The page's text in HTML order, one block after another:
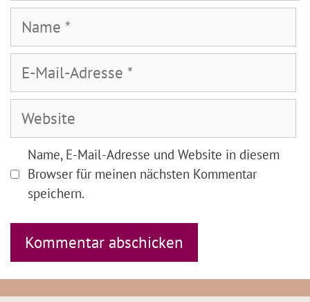
Mail-
Adresse
Name, E-Mail-Adresse und Website in diesem
Browser für meinen nächsten Kommentar
speichern.